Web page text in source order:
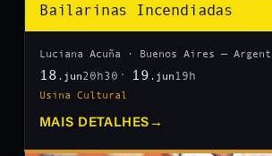
Bailarinas Incendiadas
Luciana Acuña · Buenos Aires —
18 .jun20h30 19 .jun 19h
Usina Cultural
MAIS DETALHES →